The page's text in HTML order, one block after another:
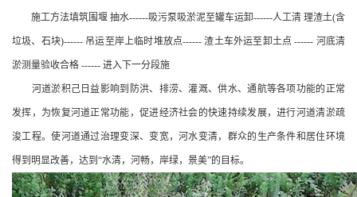
施工方法填筑围堰 抽水------吸污泵吸淤泥至罐车运卸------人工清 理渣土(含
垃圾、石块)------ 吊运至岸上临时堆放点------ 渣土车外运至卸土点 ------ 河底清
淤测量验收合格 ------ 进入下一分段施
河道淤积己日益影响到防洪、排涝、灌溉、供水、通航等各项功能的正常
发挥，为恢复河道正常功能，促进经济社会的快速持续发展，进行河道清淤疏
浚工程。使河道通过治理变深、变宽，河水变清，群众的生产条件和居住环境
得到明显改善，达到“水清，河畅，岸绿，景美”的目标。